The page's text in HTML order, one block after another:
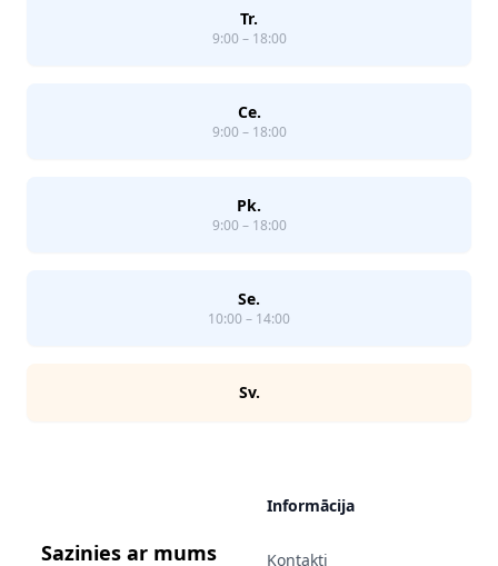
Tr.
9:00 – 18:00
Ce.
9:00 – 18:00
Pk.
9:00 – 18:00
Se.
10:00 – 14:00
Sv.
Sazinies ar mums
Informācija
Kontakti